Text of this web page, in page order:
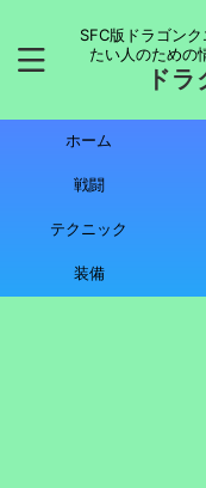
SFC版ドラゴン
たい人のための
ド
ホーム
戦闘
テクニック
装備